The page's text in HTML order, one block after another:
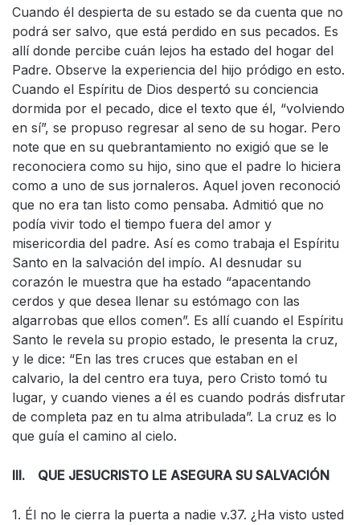
Cuando él despierta de su estado se da cuenta que no
podrá ser salvo, que está perdido en sus pecados. Es
allí donde percibe cuán lejos ha estado del hogar del
Padre. Observe la experiencia del hijo pródigo en esto.
Cuando el Espíritu de Dios despertó su conciencia
dormida por el pecado, dice el texto que él, “volviendo
en sí”, se propuso regresar al seno de su hogar. Pero
note que en su quebrantamiento no exigió que se le
reconociera como su hijo, sino que el padre lo hiciera
como a uno de sus jornaleros. Aquel joven reconoció
que no era tan listo como pensaba. Admitió que no
podía vivir todo el tiempo fuera del amor y
misericordia del padre. Así es como trabaja el Espíritu
Santo en la salvación del impío. Al desnudar su
corazón le muestra que ha estado “apacentando
cerdos y que desea llenar su estómago con las
algarrobas que ellos comen”. Es allí cuando el Espíritu
Santo le revela su propio estado, le presenta la cruz,
y le dice: “En las tres cruces que estaban en el
calvario, la del centro era tuya, pero Cristo tomó tu
lugar, y cuando vienes a él es cuando podrás disfrutar
de completa paz en tu alma atribulada”. La cruz es lo
que guía el camino al cielo.
III. QUE JESUCRISTO LE ASEGURA SU SALVACIÓN
1. Él no le cierra la puerta a nadie v.37. ¿Ha visto usted